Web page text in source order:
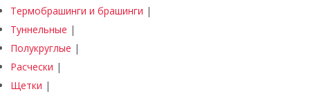
Термобрашинги и брашинги |
Туннельные |
Полукруглые |
Расчески |
Щетки |